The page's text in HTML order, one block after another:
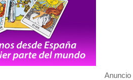
Anuncio